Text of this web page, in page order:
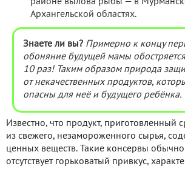
Архангельской областях.
Знаете ли вы? Примерно к концу
обоняние будущей мамы
10 раз! Таким образом природа
от некачественных продуктов,
опасны для неё и будущего ребёнка.
Известно, что продукт, приготовленный
из свежего, незамороженного сырья,
ценных веществ. Такие консервы
отсутствует горьковатый привкус,